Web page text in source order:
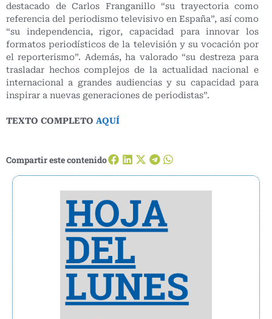
destacado de Carlos Franganillo “su trayectoria como
referencia del periodismo televisivo en España”, así como
“su independencia, rigor, capacidad para innovar los
formatos periodísticos de la televisión y su vocación por
el reporterismo”. Además, ha valorado “su destreza para
trasladar hechos complejos de la actualidad nacional e
internacional a grandes audiencias y su capacidad para
inspirar a nuevas generaciones de periodistas”.
TEXTO COMPLETO AQUÍ
Compartir este contenido